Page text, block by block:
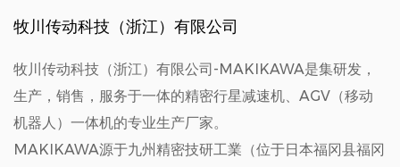
牧川传动科技（浙江）有限公司
牧川传动科技（浙江）有限公司-MAKIKAWA是集研发，
生产，销售，服务于一体的精密行星减速机、AGV（移动
机器人）一体机的专业生产厂家。
MAKIKAWA源于九州精密技研工業（位于日本福冈县福冈